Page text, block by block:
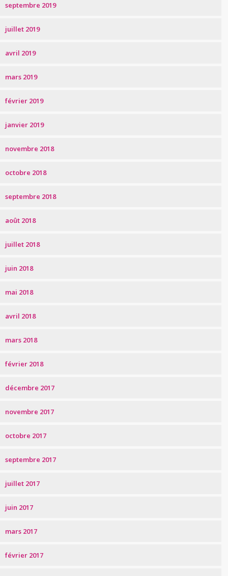
septembre 2019
juillet 2019
avril 2019
mars 2019
février 2019
janvier 2019
novembre 2018
octobre 2018
septembre 2018
août 2018
juillet 2018
juin 2018
mai 2018
avril 2018
mars 2018
février 2018
décembre 2017
novembre 2017
octobre 2017
septembre 2017
juillet 2017
juin 2017
mars 2017
février 2017